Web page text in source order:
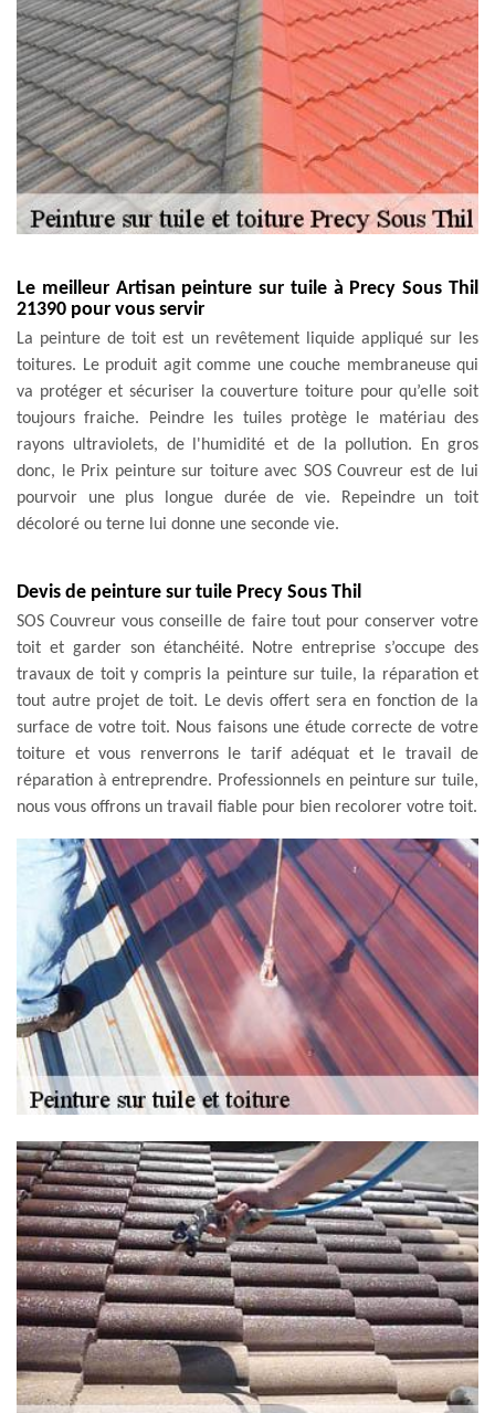
Le meilleur Artisan peinture sur tuile à Precy Sous Thil
21390 pour vous servir
La peinture de toit est un revêtement liquide appliqué sur les
toitures. Le produit agit comme une couche membraneuse qui
va protéger et sécuriser la couverture toiture pour qu’elle soit
toujours fraiche. Peindre les tuiles protège le matériau des
rayons ultraviolets, de l'humidité et de la pollution. En gros
donc, le Prix peinture sur toiture avec SOS Couvreur est de lui
pourvoir une plus longue durée de vie. Repeindre un toit
décoloré ou terne lui donne une seconde vie.
Devis de peinture sur tuile Precy Sous Thil
SOS Couvreur vous conseille de faire tout pour conserver votre
toit et garder son étanchéité. Notre entreprise s’occupe des
travaux de toit y compris la peinture sur tuile, la réparation et
tout autre projet de toit. Le devis offert sera en fonction de la
surface de votre toit. Nous faisons une étude correcte de votre
toiture et vous renverrons le tarif adéquat et le travail de
réparation à entreprendre. Professionnels en peinture sur tuile,
nous vous offrons un travail fiable pour bien recolorer votre toit.